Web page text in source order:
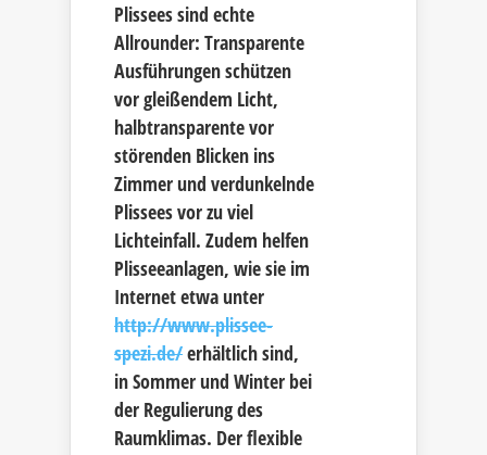
Plissees sind echte
Allrounder: Transparente
Ausführungen schützen
vor gleißendem Licht,
halbtransparente vor
störenden Blicken ins
Zimmer und verdunkelnde
Plissees vor zu viel
Lichteinfall. Zudem helfen
Plisseeanlagen, wie sie im
Internet etwa unter
http://www.plissee-
spezi.de/erhältlich sind,
in Sommer und Winter bei
der Regulierung des
Raumklimas. Der flexible